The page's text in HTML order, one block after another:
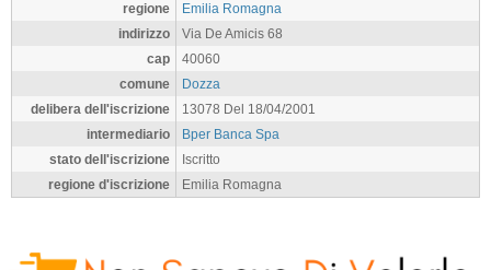
regione
Emilia Romagna
indirizzo
Via De Amicis 68
cap
40060
comune
Dozza
delibera dell'iscrizione
13078 Del 18/04/2001
intermediario
Bper Banca Spa
stato dell'iscrizione
Iscritto
regione d'iscrizione
Emilia Romagna